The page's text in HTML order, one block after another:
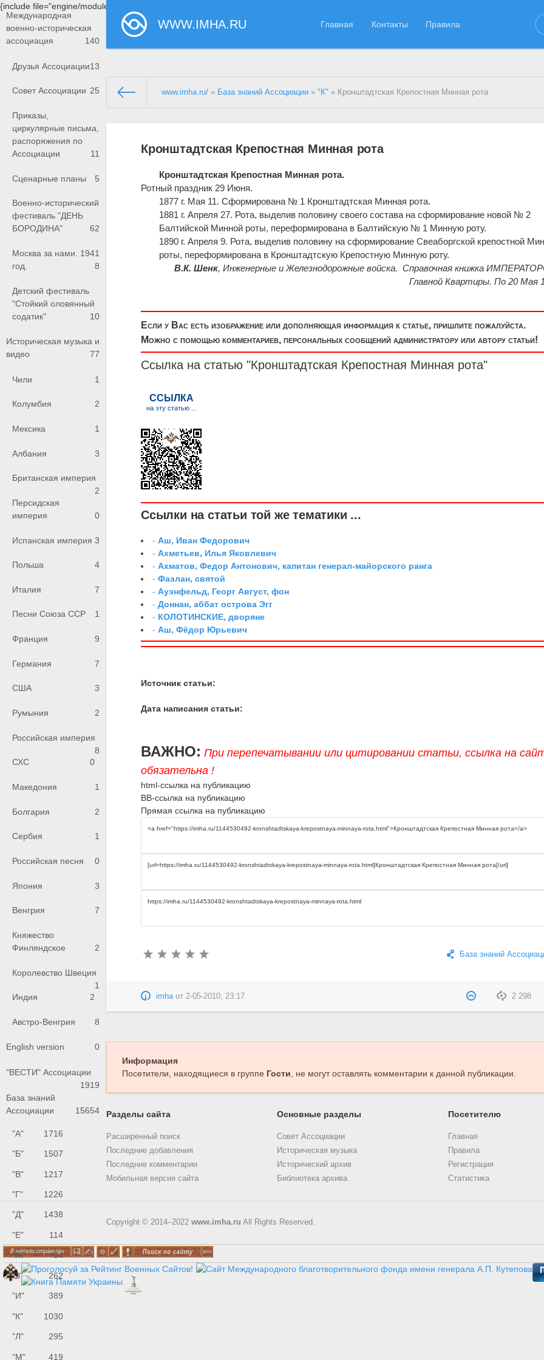
{include file="engine/modules/saperu/head.php"}
WWW.IMHA.RU Главная Контакты Правила
Международная
военно-историческая
ассоциация
140
Друзья Ассоциации13
Совет Ассоциации 25
Приказы,
циркулярные письма,
распоряжения по
Ассоциации
11
Сценарные планы 5
Военно-исторический
фестиваль "ДЕНЬ
БОРОДИНА"
62
Москва за нами. 1941
год.
8
Детский фестиваль
"Стойкий оловянный
содатик"
10
Историческая музыка и
видео
77
Чили 1
Колумбия 2
Мексика 1
Албания 3
Британская империя
2
Персидская
империя
0
Испанская империя 3
Польша 4
Италия 7
Песни Союза ССР 1
Франция 9
Германия 7
США 3
Румыния 2
Российская империя
8
СХС
0
Македония 1
Болгария 2
Сербия 1
Российская песня 0
Япония 3
Венгрия 7
Княжество
Финляндское
2
Королевство Швеция
1
Индия
2
Австро-Венгрия 8
English version 0
"ВЕСТИ" Ассоциации
1919
База знаний
Ассоциации
15654
"А" 1716
"Б" 1507
"В" 1217
"Г" 1226
"Д" 1438
"Е" 114
"Ж" 54
"З" 262
"И" 389
"К" 1030
"Л" 295
"М" 419
www.imha.ru/ » База знаний Ассоциации »"К" » Кронштадтская Крепостная Минная рота
Кронштадтская Крепостная Минная рота
Кронштадтская Крепостная Минная рота.
Ротный праздник 29 Июня.
1877 г. Мая 11. Сформирована № 1 Кронштадтская Минная рота.
1881 г. Апреля 27. Рота, выделив половину своего состава на сформирование новой № 2
Балтийской Минной роты, переформирована в Балтийскую № 1 Минную роту.
1890 г. Апреля 9. Рота, выделив половину на сформирование Свеаборгской крепостной
роты, переформирована в Кронштадтскую Крепостную Минную роту.
В.К. Шенк, Инженерные и Железнодорожные войска. Справочная книжка
Главной Квартиры. По 20 Мая
Если у Вас есть изображение или дополняющая информация к статье, пришлите пожалуйста.
Можно с помощью комментариев, персональных сообщений администратору или автору статьи!
Ссылка на статью "Кронштадтская Крепостная Минная рота"
Ссылки на статьи той же тематики ...
-Аш, Иван Федорович
-Ахметьев, Илья Яковлевич
-Ахматов, Федор Антонович, капитан генерал-майорского ранга
-Фаэлан, святой
-Ауэнфельд, Георг Август, фон
-Доннан, аббат острова Эгг
- КОЛОТИНСКИЕ, дворяне
-Аш, Фёдор Юрьевич
Источник статьи:
Дата написания статьи:
ВАЖНО: При перепечатывании или цитировании статьи, ссылка на
обязательна !
html-ссылка на публикацию
BB-ссылка на публикацию
Прямая ссылка на публикацию
База знаний
2 298
imhaот2-05-2010, 23:17
Информация
Посетители, находящиеся в группе Гости, не могут оставлять комментарии к данной публикации.
Разделы сайта
Расширенный поиск
Последние добавления
Последние комментарии
Мобильная версия сайта
Основные разделы
Совет Ассоциации
Историческая музыка
Исторический архив
Библиотека архива
Посетителю
Главная
Правила
Регистрация
Статистика
Copyright © 2014–2022 www.imha.ru All Rights Reserved.